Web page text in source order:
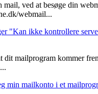
ved at besøge din
webmail...
"Kan ikke kontrollere
dit mailprogram kommer
min mailkonto i et